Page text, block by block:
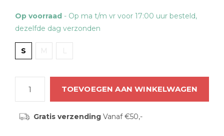
Op voorraad - Op ma t/m vr voor 17:00 uur besteld,
dezelfde dag verzonden
S M L
TOEVOEGEN AAN WINKELWAGEN
Gratis verzendingVanaf €50,-